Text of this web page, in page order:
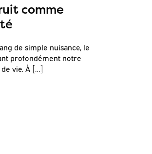
comme
de simple nuisance, le
profondément notre
vie. À […]